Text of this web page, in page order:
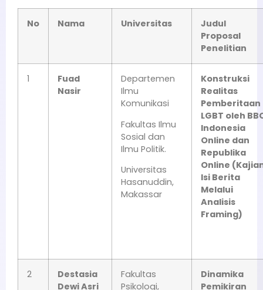
No Nama Universitas
Judul
Proposal
Penelitian
1
Fuad
Nasir
Departemen
Ilmu
Komunikasi
Fakultas Ilmu
Sosial dan
Ilmu Politik.
Universitas
Hasanuddin,
Makassar
Konstruksi
Realitas
Pemberitaan
LGBT oleh
Indonesia
Online dan
Republika
Online
Isi Berita
Melalui
Analisis
Framing)
2
Destasia
Dewi Asri
Fakultas
Psikologi,
Dinamika
Pemikiran